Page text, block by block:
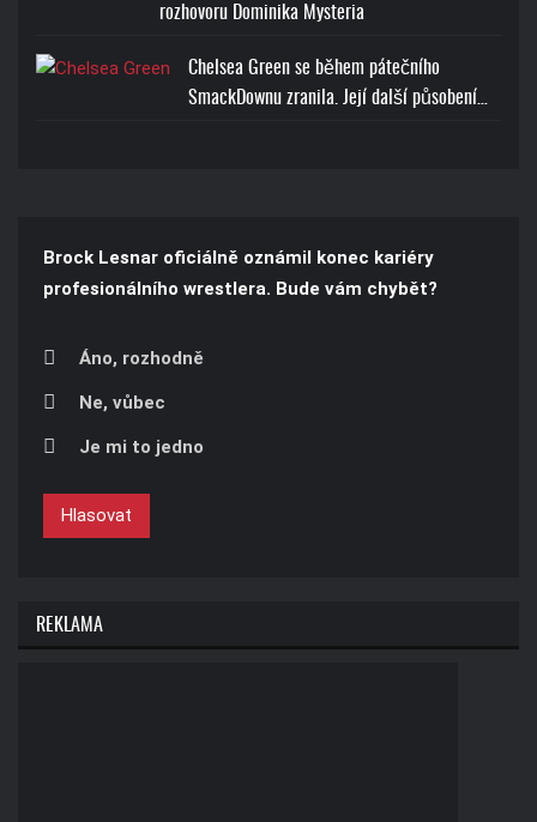
rozhovoru Dominika Mysteria
Chelsea Green se během pátečního
SmackDownu zranila. Její další působení…
Brock Lesnar oficiálně oznámil konec kariéry
profesionálního wrestlera. Bude vám chybět?
Áno, rozhodně
Ne, vůbec
Je mi to jedno
Hlasovat
REKLAMA